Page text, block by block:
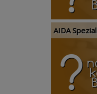
AIDA Spezial